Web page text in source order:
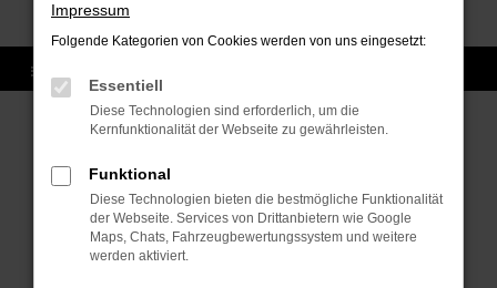
Fehler: Network Error
Beim Laden ist ein Fehler aufgetreten.
Hier sind ein paar Tipps, die dir helfen können:
Impressum
Folgende Kategorien von Cookies werden von uns eingesetzt:
Essentiell
Diese Technologien sind erforderlich, um die
Kernfunktionalität der Webseite zu gewährleisten.
Funktional
Diese Technologien bieten die bestmögliche Funktionalität
der Webseite. Services von Drittanbietern wie Google
Maps, Chats, Fahrzeugbewertungssystem und weitere
werden aktiviert.